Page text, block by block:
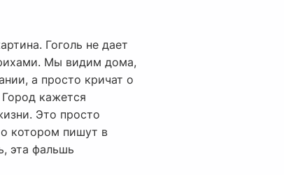
Гоголь не дает
Мы видим дома,
а просто кричат о
кажется
Это просто
котором пишут в
эта фальшь